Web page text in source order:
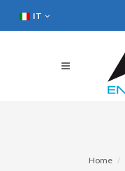
IT
Home